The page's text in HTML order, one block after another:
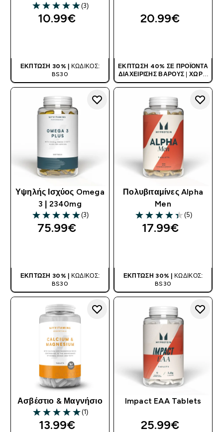
5 out of 5 stars
(3)
10.99€‎
ΈΚΠΤΩΣΗ 30% |
ΚΩΔΙΚΌΣ:
BS30
20.99€‎
ΈΚΠΤΩΣΗ 40% ΣΕ ΠΡΟΪΌΝΤΑ
ΔΙΑΧΕΊΡΙΣΗΣ ΒΆΡΟΥΣ
ΧΩΡΊΣ
ΚΩΔΙΚΌ
Υψηλής Ισχύος Omega
3 | 2340mg
5 out of 5 stars
(3)
75.99€‎
ΈΚΠΤΩΣΗ 30% | ΚΩΔΙΚΌΣ:
BS30
Πολυβιταμίνες Alpha
Men
4.4 out of 5 stars
(5)
17.99€‎
ΈΚΠΤΩΣΗ 30% | ΚΩΔΙΚΌΣ:
BS30
Ασβέστιο & Μαγνήσιο
5 out of 5 stars
(1)
13.99€‎
Impact EAA Tablets
25.99€‎